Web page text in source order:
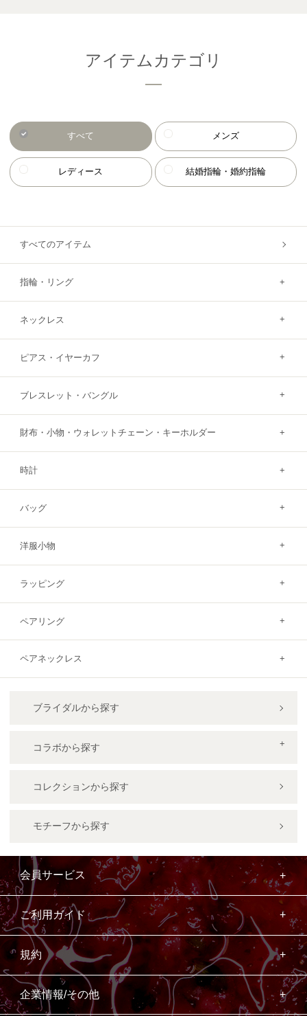
アイテムカテゴリ
すべて メンズ
レディース 結婚指輪・婚約指輪
すべてのアイテム
指輪・リング
ネックレス
ピアス・イヤーカフ
ブレスレット・バングル
財布・小物・ウォレットチェーン・キーホルダー
時計
バッグ
洋服小物
ラッピング
ペアリング
ペアネックレス
ブライダルから探す
コラボから探す
コレクションから探す
モチーフから探す
会員サービス
ご利用ガイド
規約
企業情報/その他